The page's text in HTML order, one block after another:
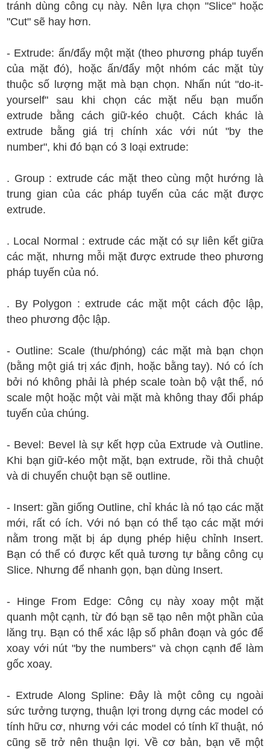
tránh dùng công cụ này. Nên lựa chọn "Slice" hoặc
"Cut" sẽ hay hơn.
- Extrude: ấn/đẩy một mặt (theo phương pháp tuyến
của mặt đó), hoặc ấn/đẩy một nhóm các mặt tùy
thuộc số lượng mặt mà bạn chọn. Nhấn nút "do-it-
yourself" sau khi chọn các mặt nếu bạn muốn
extrude bằng cách giữ-kéo chuột. Cách khác là
extrude bằng giá trị chính xác với nút "by the
number", khi đó bạn có 3 loại extrude:
. Group : extrude các mặt theo cùng một hướng là
trung gian của các pháp tuyến của các mặt được
extrude.
. Local Normal : extrude các mặt có sự liên kết giữa
các mặt, nhưng mỗi mặt được extrude theo phương
pháp tuyến của nó.
. By Polygon : extrude các mặt một cách độc lập,
theo phương độc lập.
- Outline: Scale (thu/phóng) các mặt mà bạn chọn
(bằng một giá trị xác định, hoặc bằng tay). Nó có ích
bởi nó không phải là phép scale toàn bộ vật thể, nó
scale một hoặc một vài mặt mà không thay đổi pháp
tuyến của chúng.
- Bevel: Bevel là sự kết hợp của Extrude và Outline.
Khi bạn giữ-kéo một mặt, bạn extrude, rồi thả chuột
và di chuyển chuột bạn sẽ outline.
- Insert: gần giống Outline, chỉ khác là nó tạo các mặt
mới, rất có ích. Với nó bạn có thể tạo các mặt mới
nằm trong mặt bị áp dụng phép hiệu chỉnh Insert.
Bạn có thể có được kết quả tương tự bằng công cụ
Slice. Nhưng để nhanh gọn, bạn dùng Insert.
- Hinge From Edge: Công cụ này xoay một mặt
quanh một cạnh, từ đó bạn sẽ tạo nên một phần của
lăng trụ. Bạn có thể xác lập số phân đoạn và góc để
xoay với nút "by the numbers" và chọn cạnh để làm
gốc xoay.
- Extrude Along Spline: Đây là một công cụ ngoài
sức tưởng tượng, thuận lợi trong dựng các model có
tính hữu cơ, nhưng với các model có tính kĩ thuật, nó
cũng sẽ trở nên thuận lợi. Về cơ bản, bạn vẽ một